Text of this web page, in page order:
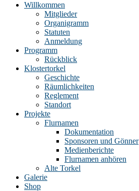
Willkommen
Mitglieder
Organigramm
Statuten
Anmeldung
Programm
Rückblick
Klostertorkel
Geschichte
Räumlichkeiten
Reglement
Standort
Projekte
Flurnamen
Dokumentation
Sponsoren und Gönner
Medienberichte
Flurnamen anhören
Alte Torkel
Galerie
Shop